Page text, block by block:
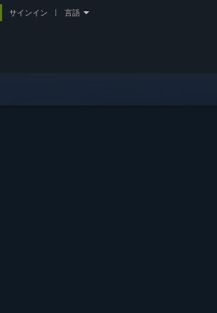
サインイン 言語